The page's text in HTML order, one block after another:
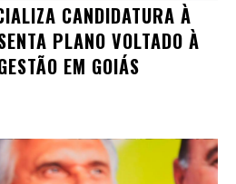
CANDIDATURA À
PLANO VOLTADO À
EM GOIÁS